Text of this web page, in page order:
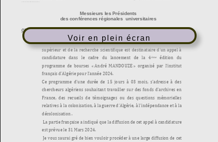
Voir en plein écran